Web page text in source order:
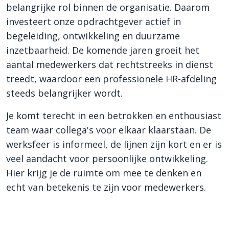
belangrijke rol binnen de organisatie. Daarom
investeert onze opdrachtgever actief in
begeleiding, ontwikkeling en duurzame
inzetbaarheid. De komende jaren groeit het
aantal medewerkers dat rechtstreeks in dienst
treedt, waardoor een professionele HR-afdeling
steeds belangrijker wordt.
Je komt terecht in een betrokken en enthousiast
team waar collega's voor elkaar klaarstaan. De
werksfeer is informeel, de lijnen zijn kort en er is
veel aandacht voor persoonlijke ontwikkeling.
Hier krijg je de ruimte om mee te denken en
echt van betekenis te zijn voor medewerkers.